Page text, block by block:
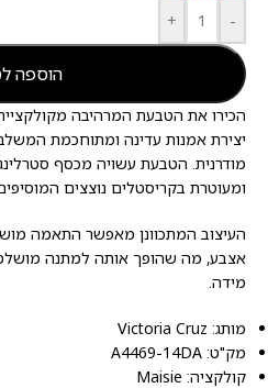
-
+
הוספה
יצירת אמנות עדינה ומתוחכמת
ומעוטרת בקריסטלים נוצצים
העיצוב המתכוונן מאפשר התאמה
אצבע, מה שהופך אותה למתנה
מידה.
מותג: Victoria Cruz
מק"ט: A4469-14DA
קולקציה: Maisie